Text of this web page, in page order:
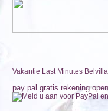
Vakantie Last Minutes Belvilla
pay pal gratis rekening